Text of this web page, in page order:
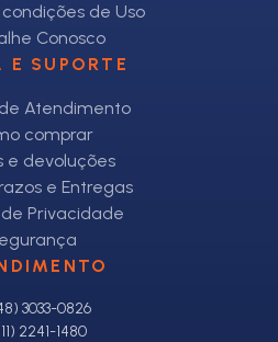
de Uso
Conosco
E SUPORTE
Atendimento
comprar
e devoluções
e Entregas
Privacidade
3033-0826
2241-1480